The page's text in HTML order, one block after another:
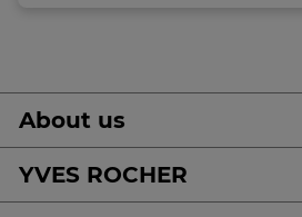
About us
YVES ROCHER